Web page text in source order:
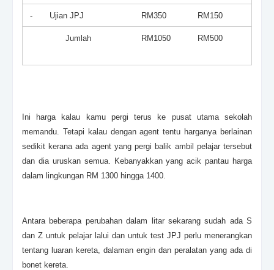
- Ujian JPJ RM350 RM150
Jumlah RM1050 RM500
Ini harga kalau kamu pergi terus ke pusat utama sekolah
memandu. Tetapi kalau dengan agent tentu harganya berlainan
sedikit kerana ada agent yang pergi balik ambil pelajar tersebut
dan dia uruskan semua. Kebanyakkan yang acik pantau harga
dalam lingkungan RM 1300 hingga 1400.
Antara beberapa perubahan dalam litar sekarang sudah ada S
dan Z untuk pelajar lalui dan untuk test JPJ perlu menerangkan
tentang luaran kereta, dalaman engin dan peralatan yang ada di
bonet kereta.